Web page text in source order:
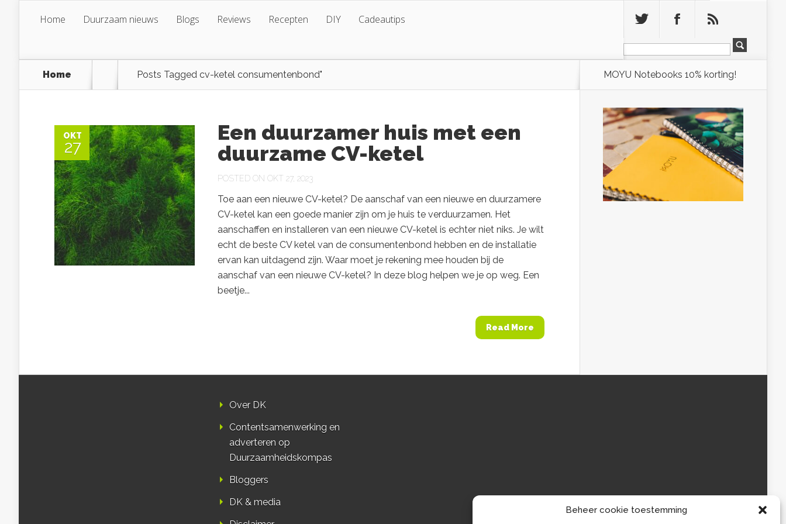
Beheer cookie toestemming
Home Duurzaam nieuws Blogs Reviews Recepten DIY Cadeautips
Home Posts Tagged cv-ketel consumentenbond"
OKT
27
Een duurzamer huis met een
duurzame CV-ketel
POSTED ON OKT 27, 2023
Toe aan een nieuwe CV-ketel? De aanschaf van een nieuwe en duurzamere
CV-ketel kan een goede manier zijn om je huis te verduurzamen. Het
aanschaffen en installeren van een nieuwe CV-ketel is echter niet niks. Je wilt
echt de beste CV ketel van de consumentenbond hebben en de installatie
ervan kan uitdagend zijn. Waar moet je rekening mee houden bij de
aanschaf van een nieuwe CV-ketel? In deze blog helpen we je op weg. Een
beetje...
Read More
MOYU Notebooks 10% korting!
Over DK
Contentsamenwerking en
adverteren op
Duurzaamheidskompas
Bloggers
DK & media